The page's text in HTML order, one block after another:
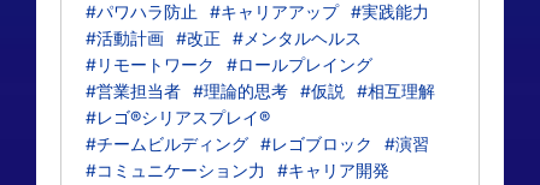
#パワハラ防止
#キャリアアップ #実践能力
#活動計画 #改正
#メンタルヘルス
#リモートワーク
#ロールプレイング
#営業担当者 #理論的思考 #仮説
#相互理解
#レゴ®シリアスプレイ®
#チームビルディング #レゴブロック
#演習
#コミュニケーション力
#キャリア開発